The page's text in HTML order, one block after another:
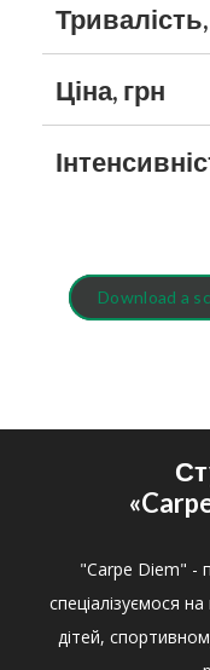
Ціна, грн
Download a
"Carpe Diem" -
спеціалізуємося
дітей,